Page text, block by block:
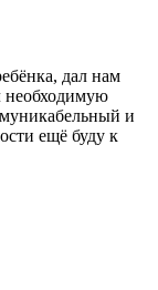
дал нам
необходимую
и
ещё буду к